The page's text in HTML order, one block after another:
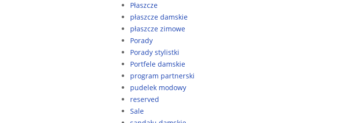
Płaszcze
płaszcze damskie
płaszcze zimowe
Porady
Porady stylistki
Portfele damskie
program partnerski
pudelek modowy
reserved
Sale